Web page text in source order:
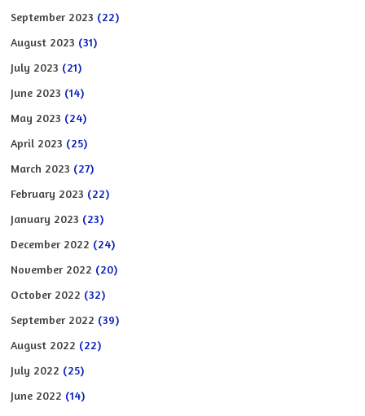
September 2023 (22)
August 2023 (31)
July 2023 (21)
June 2023 (14)
May 2023 (24)
April 2023 (25)
March 2023 (27)
February 2023 (22)
January 2023 (23)
December 2022 (24)
November 2022 (20)
October 2022 (32)
September 2022 (39)
August 2022 (22)
July 2022 (25)
June 2022 (14)